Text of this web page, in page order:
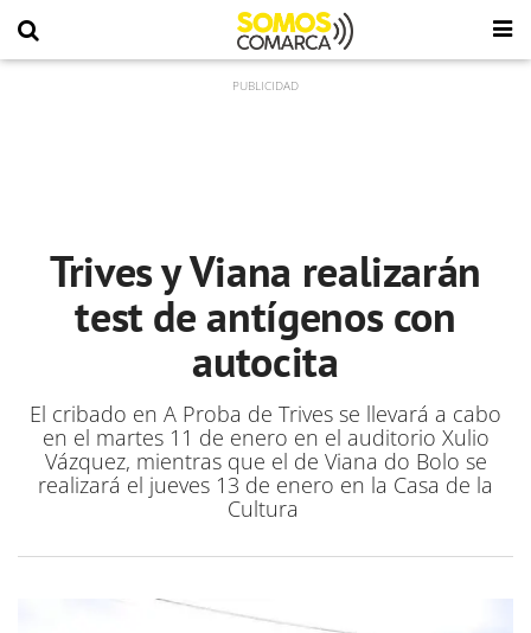
Trives y Viana realizarán
test de antígenos con
autocita
El cribado en A Proba de Trives se llevará a cabo
en el martes 11 de enero en el auditorio Xulio
Vázquez, mientras que el de Viana do Bolo se
realizará el jueves 13 de enero en la Casa de la
Cultura